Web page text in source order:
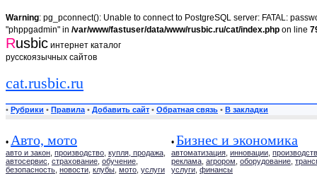
Warning: pg_pconnect(): Unable to connect to PostgreSQL server: FATAL:
"phppgadmin" in /var/www/fastuser/data/www/rusbic.ru/cat/index.php on line
Rusbic интернет каталог
русскоязычных сайтов
cat.rusbic.ru
• Рубрики • Правила • Добавить сайт • Обратная связь • В закладки
• Авто, мото
авто и закон производство купля, продажа
автосервис страхование обучение
безопасность новости клубы мото услуги
• Бизнес и экономика
автоматизация инновации
реклама агрором оборудование
услуги финансы